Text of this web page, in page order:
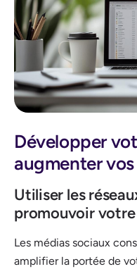
Développer
augmenter
Utiliser les
promouvoir
Les médias sociaux
amplifier la portée de